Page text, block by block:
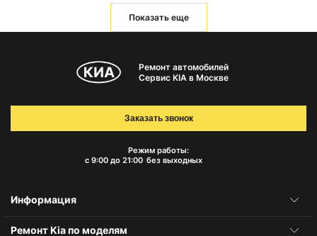
Показать еще
Ремонт автомобилей
Сервис KIA в Москве
Режим работы:
с 9:00 до 21:00 без выходных
Заказать звонок
Информация
Ремонт Kia по моделям